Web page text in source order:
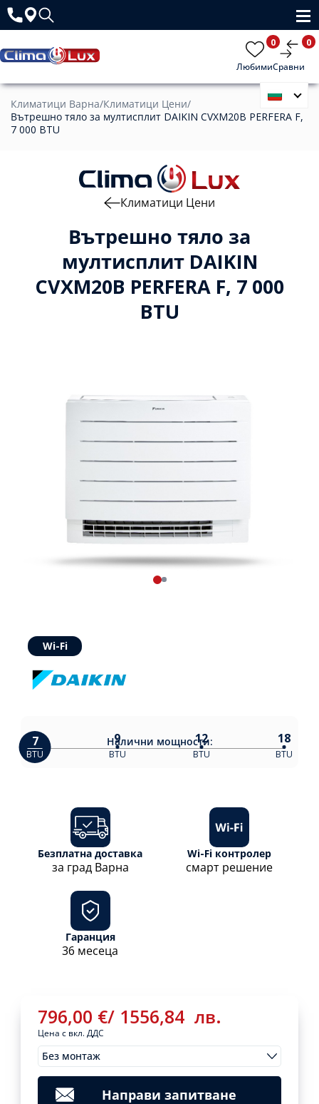
Любими
0
Сравни
0
Климатици Варна/Климатици Цени/
Вътрешно тяло за мултисплит DAIKIN CVXM20B PERFERA F,
7 000 BTU
Вътрешно тяло за
мултисплит DAIKIN
CVXM20B PERFERA F, 7 000
BTU
Климатици Цени
796,00 €/ 1556,84 лв.
Цена с вкл. ДДС
Без монтаж
МонтажиClear
796,00€/
1556,84
Направи запитване
Wi-Fi
Налични мощности:
7
BTU
9
BTU
12
BTU
18
BTU
Безплатна доставка
за град Варна
Wi-Fi контролер
смарт решение
Гаранция
36 месеца